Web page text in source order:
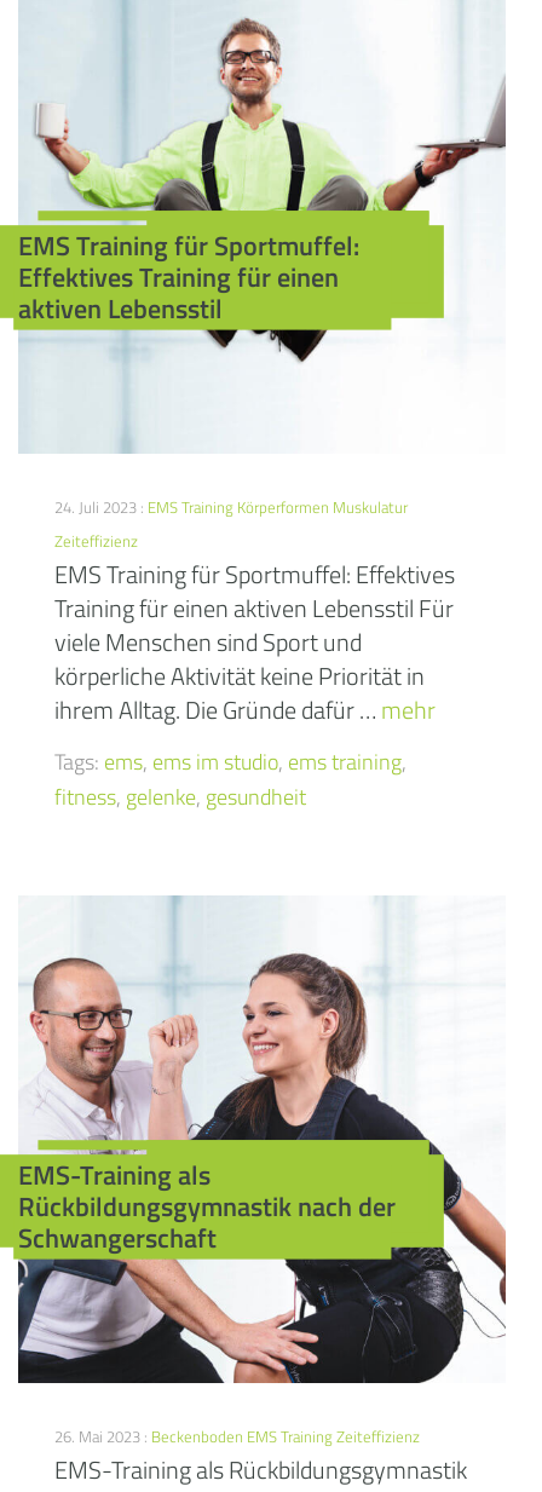
EMS Training für Sportmuffel:
Effektives Training für einen
aktiven Lebensstil
24. Juli 2023 : EMS Training Körperformen Muskulatur
Zeiteffizienz
EMS Training für Sportmuffel: Effektives
Training für einen aktiven Lebensstil Für
viele Menschen sind Sport und
körperliche Aktivität keine Priorität in
ihrem Alltag. Die Gründe dafür …mehr
Tags: ems, ems im studio, ems training,
fitness, gelenke, gesundheit
EMS-Training als
Rückbildungsgymnastik nach der
Schwangerschaft
26. Mai 2023 : Beckenboden EMS TrainingZeiteffizienz
EMS-Training als Rückbildungsgymnastik